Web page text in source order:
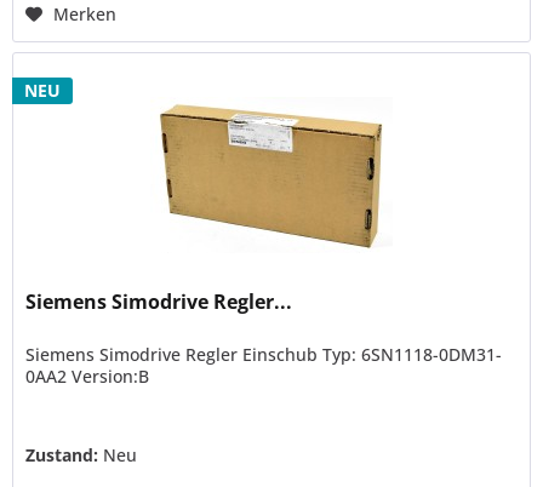
Merken
NEU
Siemens Simodrive Regler...
Siemens Simodrive Regler Einschub Typ: 6SN1118-0DM31-
0AA2 Version:B
Zustand: Neu